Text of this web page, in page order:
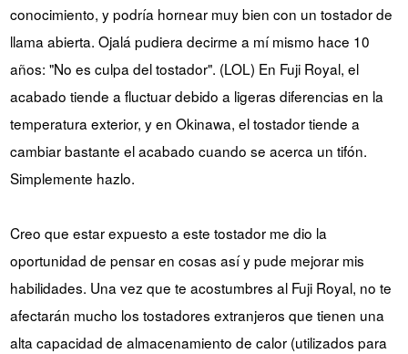
conocimiento, y podría hornear muy bien con un tostador de
llama abierta. Ojalá pudiera decirme a mí mismo hace 10
años: "No es culpa del tostador". (LOL) En Fuji Royal, el
acabado tiende a fluctuar debido a ligeras diferencias en la
temperatura exterior, y en Okinawa, el tostador tiende a
cambiar bastante el acabado cuando se acerca un tifón. ​​
Simplemente hazlo.
Creo que estar expuesto a este tostador me dio la
oportunidad de pensar en cosas así y pude mejorar mis
habilidades. Una vez que te acostumbres al Fuji Royal, no te
afectarán mucho los tostadores extranjeros que tienen una
alta capacidad de almacenamiento de calor (utilizados para